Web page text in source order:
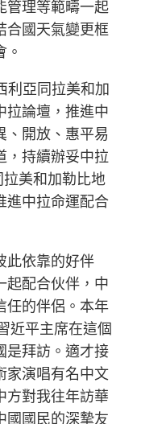
管理等範疇一起
合國天氣變更框
利亞同拉美和加
拉論壇，推進中
、開放、惠平易
，持續辦妥中拉
拉美和加勒比地
進中拉命運配合
此依靠的好伴
起配合伙伴，中
任的伴侶。本年
近平主席在這個
是拜訪。適才接
家演唱有名中文
方對我往年訪華
國國民的深摯友